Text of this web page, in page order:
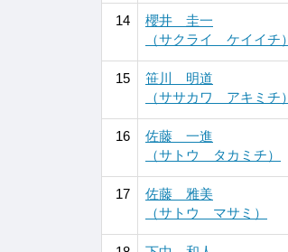
14
櫻井 圭一
（サクライ ケイイチ）
15
笹川 明道
（ササカワ アキミチ）
16
佐藤 一進
（サトウ タカミチ）
17
佐藤 雅美
（サトウ マサミ）